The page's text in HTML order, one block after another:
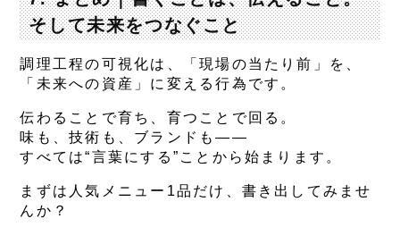
そして未来をつなぐこと
調理工程の可視化は、「現場の当たり前」を、
「未来への資産」に変える行為です。
伝わることで育ち、育つことで回る。
味も、技術も、ブランドも——
すべては“言葉にする”ことから始まります。
まずは人気メニュー1品だけ、書き出してみませ
んか？